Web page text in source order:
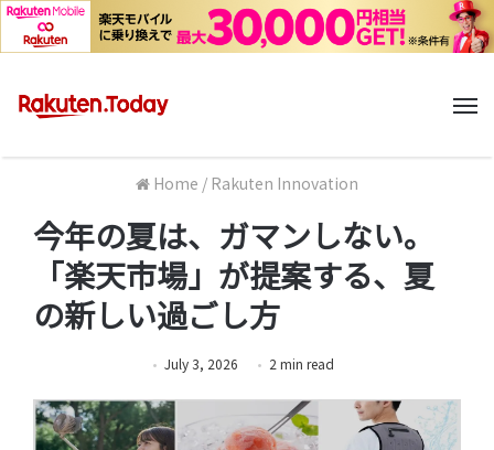
Home / Rakuten Innovation
今年の夏は、ガマンしない。
「楽天市場」が提案する、夏
の新しい過ごし方
July 3, 2026 2 min read